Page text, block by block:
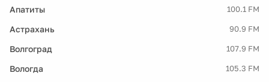
Апатиты 100.1 FM
Астрахань 90.9 FM
Волгоград 107.9 FM
Вологда 105.3 FM